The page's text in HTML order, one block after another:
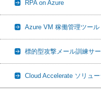
RPA on Azure
Azure VM 稼働管理ツール
標的型攻撃メール訓練サ
Cloud Accelerate ソリュ